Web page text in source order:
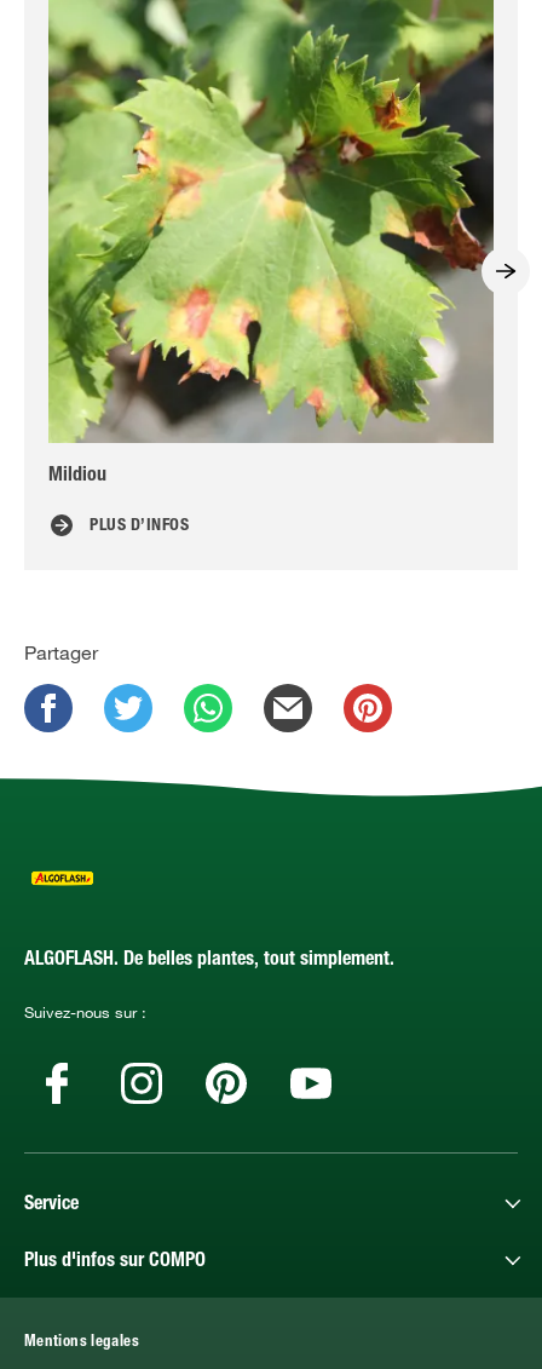
Mildiou
PLUS D’INFOS
Partager
ALGOFLASH. De belles plantes, tout simplement.
Suivez-nous sur :
Service
Plus d'infos sur COMPO
Mentions legales